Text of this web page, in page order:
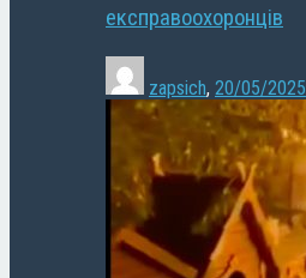
експравоохоронців
zapsich, 20/05/2025